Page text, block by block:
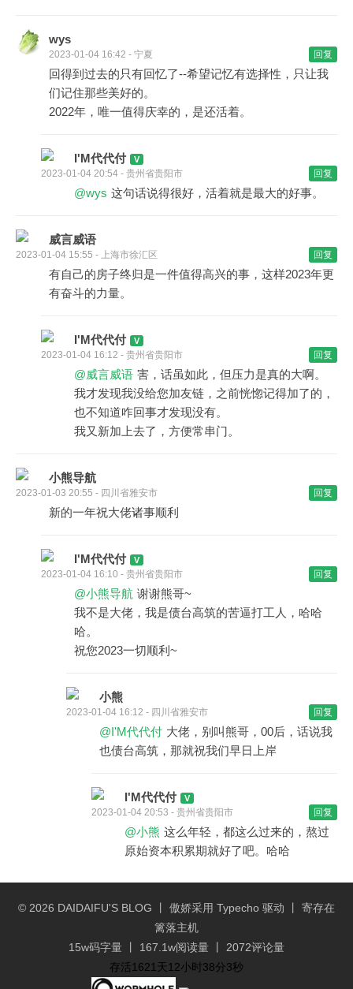
wys
2023-01-04 16:42 - 宁夏 回复
回得到过去的只有回忆了--希望记忆有选择性，只让我
们记住那些美好的。
2022年，唯一值得庆幸的，是还活着。
I'M代代付
2023-01-04 20:54 - 贵州省贵阳市 回复
@wys 这句话说得很好，活着就是最大的好事。
威言威语
2023-01-04 15:55 - 上海市徐汇区 回复
有自己的房子终归是一件值得高兴的事，这样2023年更
有奋斗的力量。
I'M代代付
2023-01-04 16:12 - 贵州省贵阳市 回复
@威言威语 害，话虽如此，但压力是真的大啊。
我才发现我没给您加友链，之前恍惚记得加了的，
也不知道咋回事才发现没有。
我又新加上去了，方便常串门。
小熊导航
2023-01-03 20:55 - 四川省雅安市 回复
新的一年祝大佬诸事顺利
I'M代代付
2023-01-04 16:10 - 贵州省贵阳市 回复
@小熊导航 谢谢熊哥~
我不是大佬，我是债台高筑的苦逼打工人，哈哈
哈。
祝您2023一切顺利~
小熊
2023-01-04 16:12 - 四川省雅安市 回复
@I'M代代付 大佬，别叫熊哥，00后，话说我
也债台高筑，那就祝我们早日上岸
I'M代代付
2023-01-04 20:53 - 贵州省贵阳市 回复
@小熊 这么年轻，都这么过来的，熬过
原始资本积累期就好了吧。哈哈
© 2026 DAIDAIFU'S BLOG 丨 傲娇采用 Typecho 驱动 丨 寄存在
篱落主机
15w码字量 丨 167.1w阅读量 丨 2072评论量
存活1621天12小时38分4秒